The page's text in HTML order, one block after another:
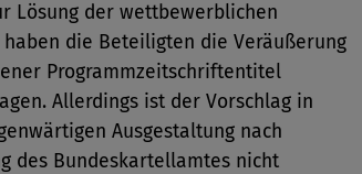
Lösung der wettbewerblichen
haben die Beteiligten die Veräußerung
Programmzeitschriftentitel
Allerdings ist der Vorschlag in
Ausgestaltung nach
des Bundeskartellamtes nicht